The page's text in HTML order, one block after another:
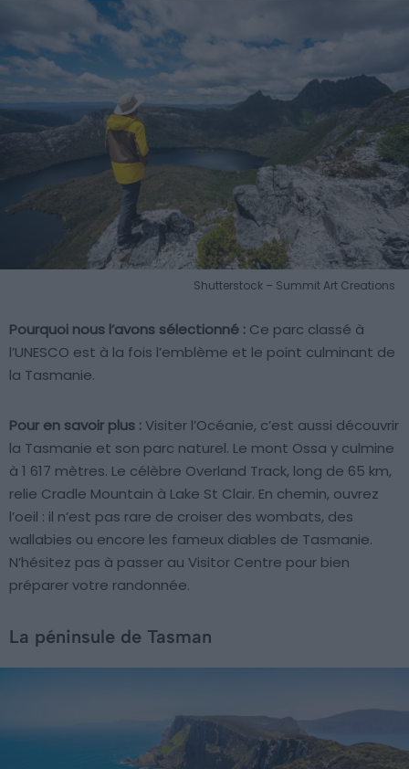
Shutterstock – Summit Art Creations
Pourquoi nous l’avons sélectionné : Ce parc classé à
l’UNESCO est à la fois l’emblème et le point culminant de
la Tasmanie.
Pour en savoir plus :Visiter l’Océanie, c’est aussi découvrir
la Tasmanie et son parc naturel. Le mont Ossa y culmine
à 1 617 mètres. Le célèbre Overland Track, long de 65 km,
relie Cradle Mountain à Lake St Clair. En chemin, ouvrez
l’oeil : il n’est pas rare de croiser des wombats, des
wallabies ou encore les fameux diables de Tasmanie.
N’hésitez pas à passer au Visitor Centre pour bien
préparer votre randonnée.
La péninsule de Tasman